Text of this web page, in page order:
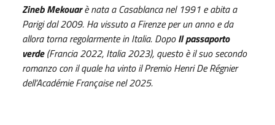
Zineb Mekouarè nata a Casablanca nel 1991 e abita a
Parigi dal 2009. Ha vissuto a Firenze per un anno e da
allora torna regolarmente in Italia. DopoIl passaporto
verde(Francia 2022, Italia 2023), questo è il suo secondo
romanzo con il quale ha vinto il Premio Henri De Régnier
dell’Académie Française nel 2025.